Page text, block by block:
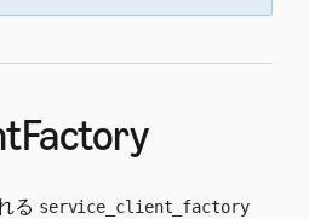
る service_client_factory